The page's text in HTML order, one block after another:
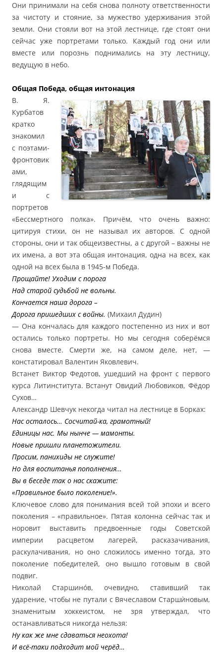
Они принимали на себя снова полноту ответственности
за чистоту и стояние, за мужество удерживания этой
земли. Они стояли вот на этой лестнице, где стоят они
сейчас уже портретами только. Каждый год они или
вместе или порознь поднимались на эту лестницу,
ведущую в небо.
Общая Победа, общая интонация
В. Я.
Курбатов
кратко
знакомил
с поэтами-
фронтовик
ами,
глядящим
и с
портретов
«Бессмертного полка». Причём, что очень важно:
цитируя стихи, он не называл их авторов. С одной
стороны, они и так общеизвестны, а с другой – важны не
их имена, а вот эта общая интонация, одна на всех, как
одной на всех была в 1945-м Победа.
Прощайте! Уходим с порога
Над старой судьбой не вольны.
Кончается наша дорога –
Дорога пришедших с войны. (Михаил Дудин)
— Она кончалась для каждого постепенно из них и вот
остались только портреты. Но мы сегодня соберёмся
снова вместе. Смерти же, на самом деле, нет, —
констатировал Валентин Яковлевич.
Встанет Виктор Федотов, ушедший на фронт с первого
курса Литинститута. Встанут Овидий Любовиков, Фёдор
Сухов…
Александр Шевчук некогда читал на лестнице в Борках:
Нас осталось… Сосчитай-ка, грамотный!
Единицы нас. Мы нынче — мамонты.
Новые пришли планетожители.
Просим, панихиды не служите!
Но для воспитанья пополнения…
Вы в беседе так о нас скажите:
«Правильное было поколение!».
Ключевое слово для понимания всей той эпохи и всего
поколения – «правильное». Пятая колонна сейчас так и
норовит выставить предвоенные годы Советской
империи расцветом лагерей, расказачивания,
раскулачивания, но оно сложилось именно тогда, это
поколение победителей, оно вышло готовым в свой
подвиг.
Николай Старшинóв, очевидно, ставивший так
ударение, чтобы не путали с Вячеславом Старшѝновым,
знаменитым хоккеистом, не зря утверждал, что
останавливаться никогда нельзя:
Ну как же мне сдаваться неохота!
И всё-таки подходит мой черёд…